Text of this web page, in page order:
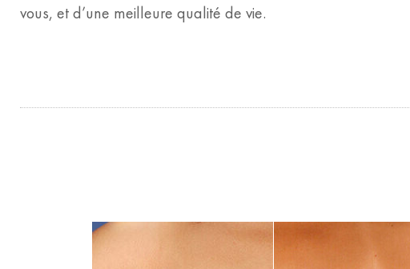
vous, et d’une meilleure qualité de vie.